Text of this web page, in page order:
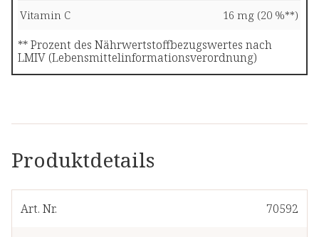
Produktdetails
Art. Nr. 70592
Vitamin C 16 mg (20 %**)
** Prozent des Nährwertstoffbezugswertes nach
LMIV (Lebensmittelinformationsverordnung)